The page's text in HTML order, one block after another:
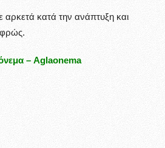
αρκετά κατά την ανάπτυξη και
– Aglaonema